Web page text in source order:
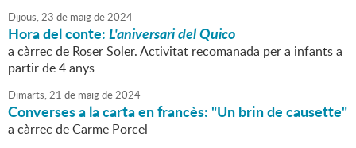
Dijous,23 de maigde2024
Hora del conte:L'aniversari del Quico
a càrrec de Roser Soler. Activitat recomanada per a infants a
partir de 4 anys
Dimarts,21 de maigde2024
Converses a la carta en francès: "Un brin de causette"
a càrrec de Carme Porcel